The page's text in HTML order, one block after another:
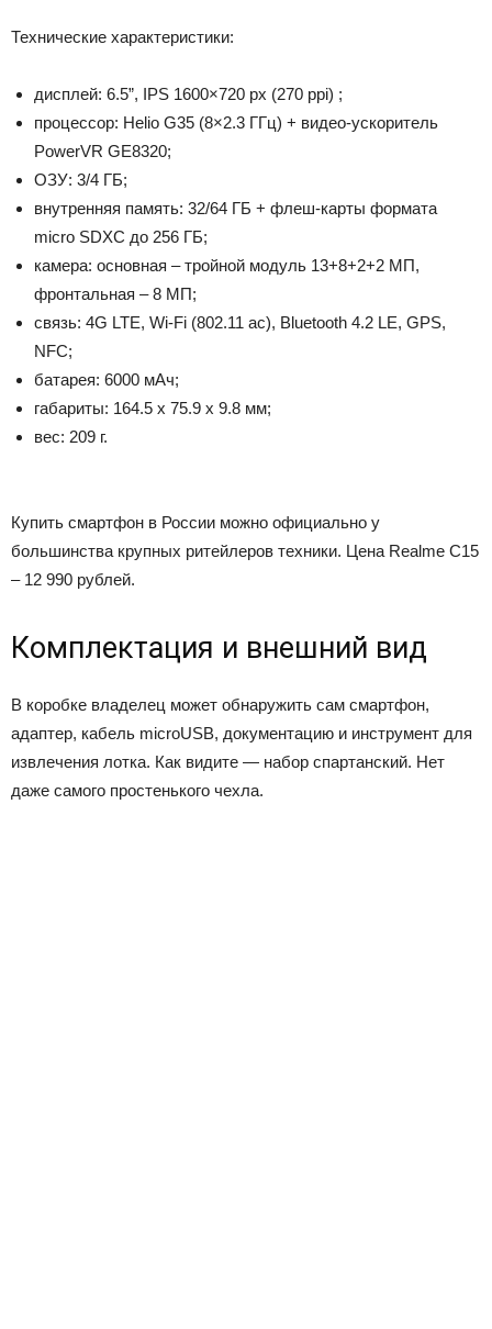
Технические характеристики:
дисплей: 6.5”, IPS 1600×720 px (270 ppi) ;
процессор: Helio G35 (8×2.3 ГГц) + видео-ускоритель
PowerVR GE8320;
ОЗУ: 3/4 ГБ;
внутренняя память: 32/64 ГБ + флеш-карты формата
micro SDXC до 256 ГБ;
камера: основная – тройной модуль 13+8+2+2 МП,
фронтальная – 8 МП;
связь: 4G LTE, Wi-Fi (802.11 ac), Bluetooth 4.2 LE, GPS,
NFC;
батарея: 6000 мАч;
габариты: 164.5 х 75.9 х 9.8 мм;
вес: 209 г.
Купить смартфон в России можно официально у
большинства крупных ритейлеров техники. Цена Realme C15
– 12 990 рублей.
Комплектация и внешний вид
В коробке владелец может обнаружить сам смартфон,
адаптер, кабель microUSB, документацию и инструмент для
извлечения лотка. Как видите — набор спартанский. Нет
даже самого простенького чехла.